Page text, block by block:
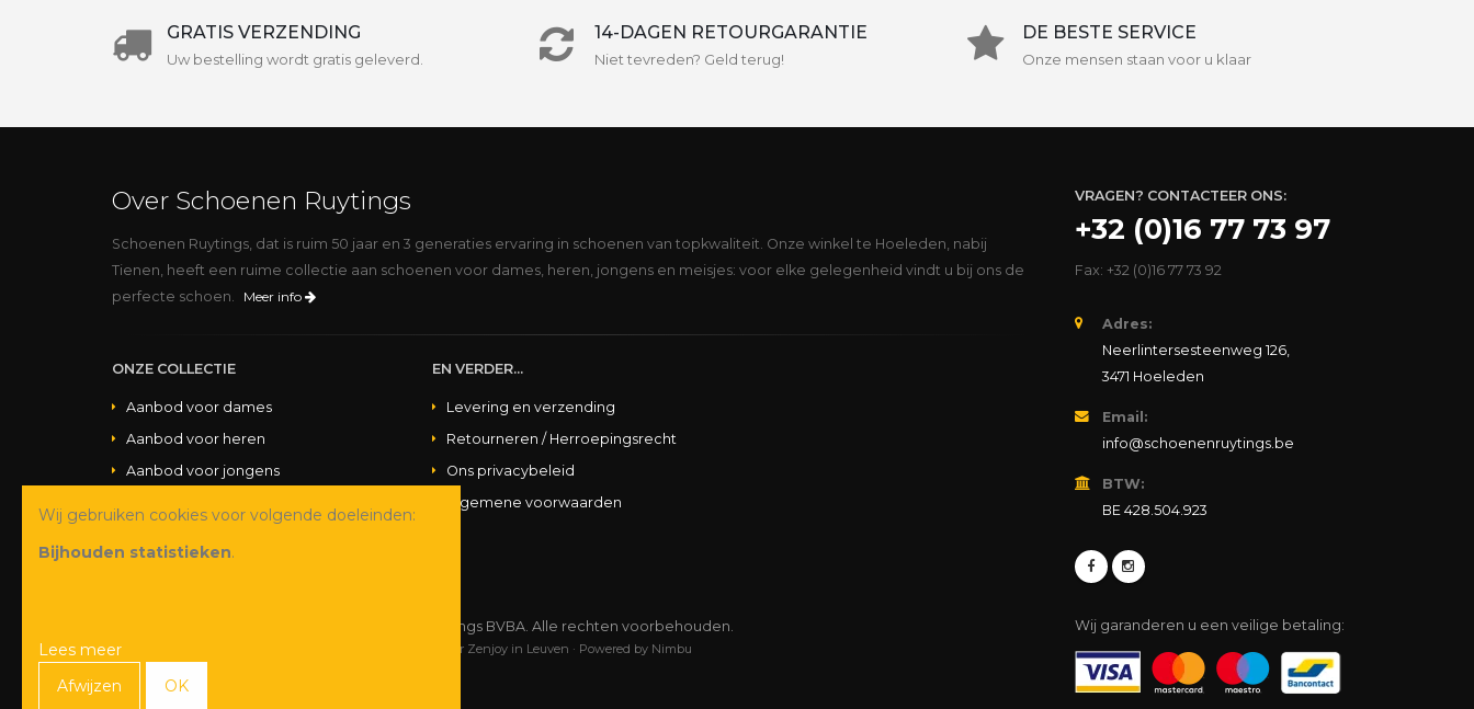
GRATIS VERZENDING
Uw bestelling wordt gratis geleverd.
14-DAGEN RETOURGARANTIE
Niet tevreden? Geld terug!
DE BESTE SERVICE
Onze mensen staan voor u klaar
Over Schoenen Ruytings
Schoenen Ruytings, dat is ruim 50 jaar en 3 generaties ervaring in schoenen van topkwaliteit. Onze winkel te Hoeleden, nabij
Tienen, heeft een ruime collectie aan schoenen voor dames, heren, jongens en meisjes: voor elke gelegenheid vindt u bij ons de
perfecte schoen.
Meer info
ONZE COLLECTIE
Aanbod voor dames
Aanbod voor heren
Aanbod voor jongens
EN VERDER...
Levering en verzending
Retourneren / Herroepingsrecht
Ons privacybeleid
Algemene voorwaarden
VRAGEN? CONTACTEER ONS:
+32 (0)16 77 73 97
Fax: +32 (0)16 77 73 92
Adres:
Neerlintersesteenweg 126,
3471 Hoeleden
Email:
info@schoenenruytings.be
BTW:
BE 428.504.923
© Copyright 2026 Schoenen Ruytings BVBA. Alle rechten voorbehouden.
door Zenjoy in Leuven · Powered by Nimbu
Wij garanderen u een veilige betaling:
Wij gebruiken cookies voor volgende doeleinden:
Bijhouden statistieken.
Lees meer
Afwijzen
OK